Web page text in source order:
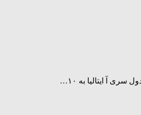
آ ایتالیا به ۱۰…